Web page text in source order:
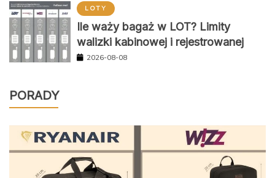
LOTY
Ile waży bagaż w LOT? Limity
walizki kabinowej i rejestrowanej
2026-08-08
PORADY